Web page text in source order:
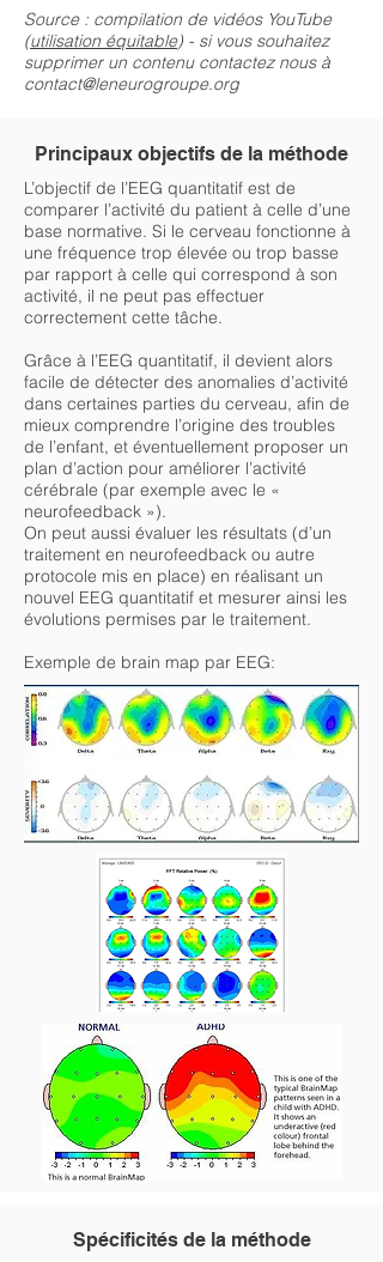
Principaux objectifs de la méthode
L’objectif de l’EEG quantitatif est de
comparer l’activité du patient à celle d’une
base normative. Si le cerveau fonctionne à
une fréquence trop élevée ou trop basse
par rapport à celle qui correspond à son
activité, il ne peut pas effectuer
correctement cette tâche.
Grâce à l’EEG quantitatif, il devient alors
facile de détecter des anomalies d’activité
dans certaines parties du cerveau, afin de
mieux comprendre l’origine des troubles
de l’enfant, et éventuellement proposer un
plan d’action pour améliorer l’activité
cérébrale (par exemple avec le «
neurofeedback »).
On peut aussi évaluer les résultats (d’un
traitement en neurofeedback ou autre
protocole mis en place) en réalisant un
nouvel EEG quantitatif et mesurer ainsi les
évolutions permises par le traitement.
Exemple de brain map par EEG:
Spécificités de la méthode
Source : compilation de vidéos YouTube
(utilisation équitable) - si vous souhaitez
supprimer un contenu contactez nous à
contact@leneurogroupe.org